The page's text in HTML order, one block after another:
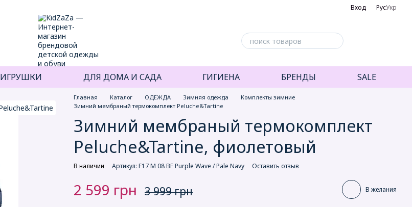
Вход РусУкр
ИГРУШКИ ДЛЯ ДОМА И САДА ГИГИЕНА БРЕНДЫ SALE
Главная Каталог ОДЕЖДА Зимняя одежда
Комплекты зимние
Зимний мембраный термокомплект Peluche&Tartine
Зимний мембраный термокомплект
Peluche&Tartine, фиолетовый
В наличии Артикул: F17 M 08 BF Purple Wave / Pale Navy Оставить отзыв
2 599 грн 3 999 грн В желания